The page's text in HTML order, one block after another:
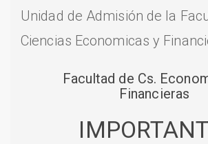
Unidad de Admisión de la
Ciencias Economicas y
Facultad de Cs.
Financieras